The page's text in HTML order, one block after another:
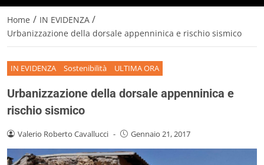
Home / IN EVIDENZA /
Urbanizzazione della dorsale appenninica e rischio sismico
IN EVIDENZA Sostenibilità ULTIMA ORA
Urbanizzazione della dorsale appenninica e
rischio sismico
Valerio Roberto Cavallucci - Gennaio 21, 2017